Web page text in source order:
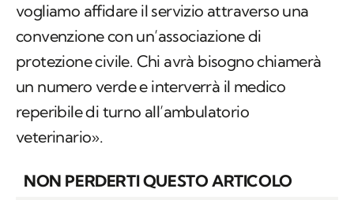
vogliamo affidare il servizio attraverso una
convenzione con un’associazione di
protezione civile. Chi avrà bisogno chiamerà
un numero verde e interverrà il medico
reperibile di turno all’ambulatorio
veterinario».
NON PERDERTI QUESTO ARTICOLO